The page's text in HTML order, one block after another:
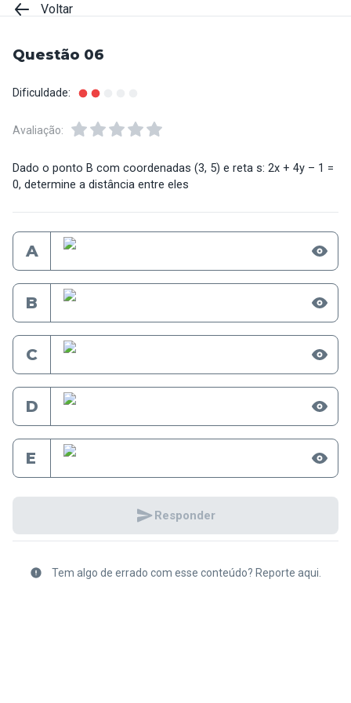
Voltar
Questão 06
Dificuldade:
Avaliação:
Dado o ponto B com coordenadas (3, 5) e reta s: 2x + 4y – 1 =
0, determine a distância entre eles
A
B
C
D
E
Responder
Tem algo de errado com esse conteúdo? Reporte aqui.